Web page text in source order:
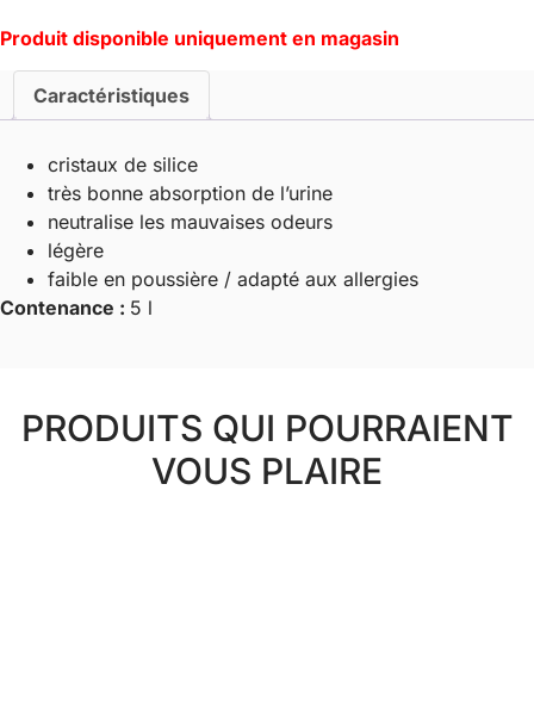
Produit disponible uniquement en magasin
Caractéristiques
cristaux de silice
très bonne absorption de l’urine
neutralise les mauvaises odeurs
légère
faible en poussière / adapté aux allergies
Contenance : 5 l
PRODUITS QUI POURRAIENT
VOUS PLAIRE